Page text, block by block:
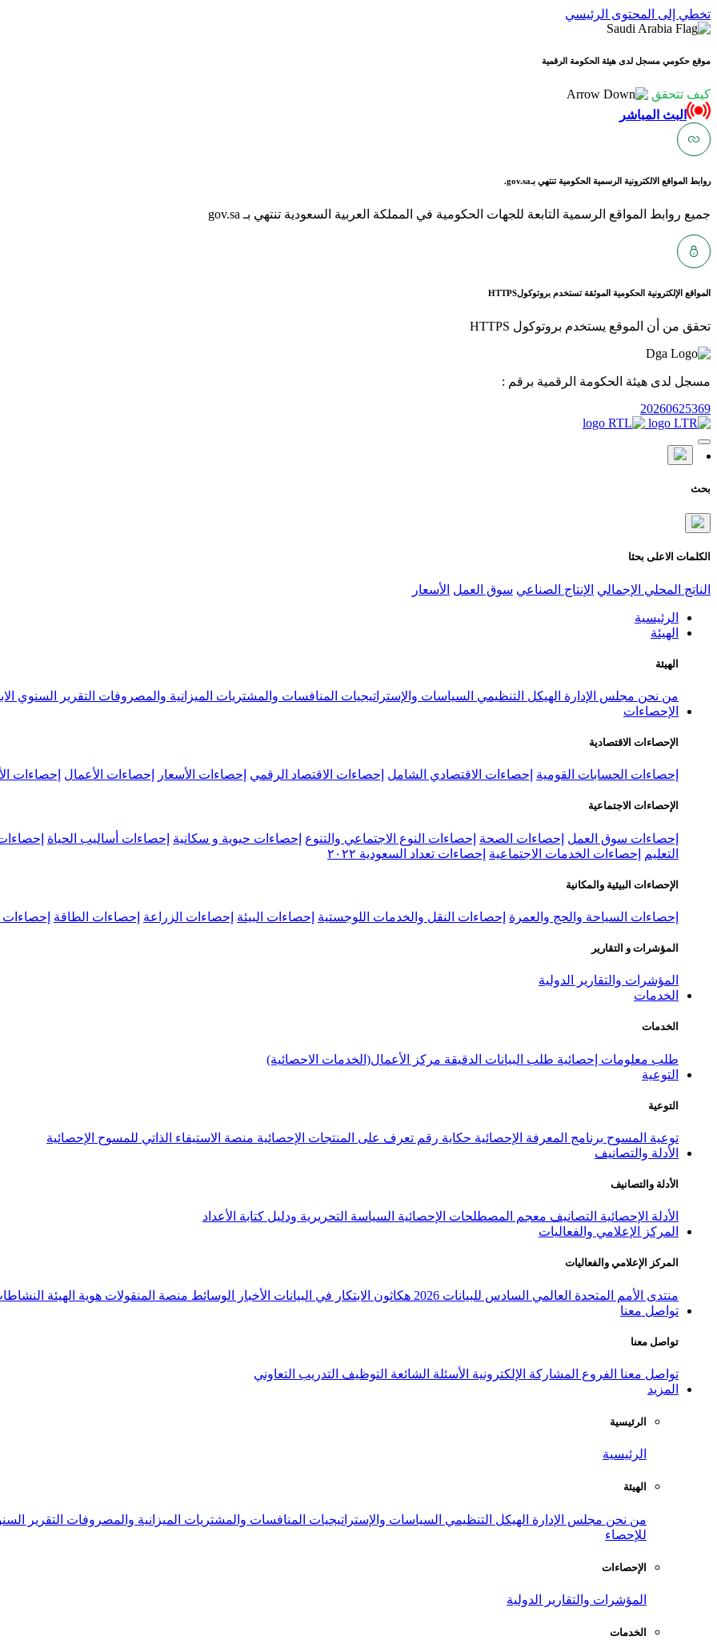
تخطي إلى المحتوى الرئيسي
موقع حكومي مسجل لدى هيئة الحكومة الرقمية
كيف تتحقق
البث المباشر
روابط المواقع الالكترونية الرسمية الحكومية تنتهي بـgov.sa.
جميع روابط المواقع الرسمية التابعة للجهات الحكومية في المملكة العربية السعودية تنتهي بـ gov.sa
المواقع الإلكترونية الحكومية الموثقة تستخدم بروتوكولHTTPS
تحقق من أن الموقع يستخدم بروتوكول HTTPS
مسجل لدى هيئة الحكومة الرقمية برقم :
20260625369
بحث
الكلمات الاعلى بحثا
الناتج المحلي الإجمالي الإنتاج الصناعي سوق العمل الأسعار
الرئيسية
الهيئة
الهيئة
من نحن مجلس الإدارة الهيكل التنظيمي السياسات والإستراتيجيات المنافسات والمشتريات الميزانية والمصروفات التقرير السنوي
الإحصاءات
الإحصاءات الاقتصادية
إحصاءات الحسابات القومية إحصاءات الاقتصادي الشامل إحصاءات الاقتصاد الرقمي إحصاءات الأسعار إحصاءات الأعمال إحصاءات
الإحصاءات الاجتماعية
إحصاءات سوق العمل إحصاءات الصحة إحصاءات النوع الاجتماعي والتنوع إحصاءات حيوية و سكانية إحصاءات أساليب الحياة
التعليم
إحصاءات الخدمات الاجتماعية إحصاءات تعداد السعودية ٢٠٢٢
الإحصاءات البيئية والمكانية
إحصاءات السياحة والحج والعمرة إحصاءات النقل والخدمات اللوجستية إحصاءات البيئة إحصاءات الزراعة إحصاءات الطاقة إحصاءات
المؤشرات و التقارير
المؤشرات والتقارير الدولية
الخدمات
الخدمات
طلب معلومات إحصائية طلب البيانات الدقيقة مركز الأعمال(الخدمات الاحصائية)
التوعية
التوعية
توعية المسوح برنامج المعرفة الإحصائية حكاية رقم تعرف على المنتجات الإحصائية منصة الاستيفاء الذاتي للمسوح الإحصائية
الأدلة والتصانيف
الأدلة والتصانيف
الأدلة الإحصائية التصانيف معجم المصطلحات الإحصائية السياسة التحريرية ودليل كتابة الأعداد
المركز الإعلامي والفعاليات
المركز الإعلامي والفعاليات
منتدى الأمم المتحدة العالمي السادس للبيانات 2026 هكاثون الابتكار في البيانات الأخبار الوسائط منصة المنقولات هوية الهيئة
تواصل معنا
تواصل معنا
تواصل معنا الفروع المشاركة الإلكترونية الأسئلة الشائعة التوظيف التدريب التعاوني
المزيد
الرئيسية
الرئيسية
الهيئة
من نحن مجلس الإدارة الهيكل التنظيمي السياسات والإستراتيجيات المنافسات والمشتريات الميزانية والمصروفات التقرير
للإحصاء
الإحصاءات
المؤشرات والتقارير الدولية
الخدمات